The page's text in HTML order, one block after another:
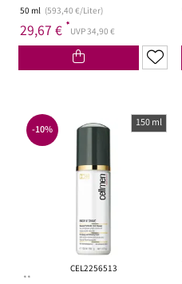
50 ml (593,40 €/Liter)
29,67 € *UVP 34,90 €
150 ml
CEL2256513
**
-10%